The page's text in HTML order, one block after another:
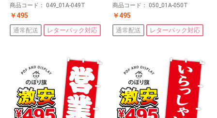
商品コード： 049_01A-049T
￥495
通常配送 レターパック対応
商品コード： 050_01A-050T
￥495
通常配送 レターパック対応